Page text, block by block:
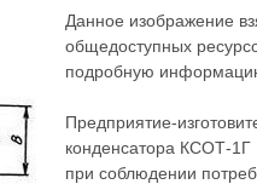
Данное изображение
общедоступных
подробную
Предприятие-
конденсатора КСОТ-1Г
при соблюдении